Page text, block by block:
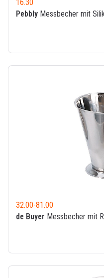
16.30
Pebbly Messbecher mit
32.00-81.00
de Buyer Messbecher mit